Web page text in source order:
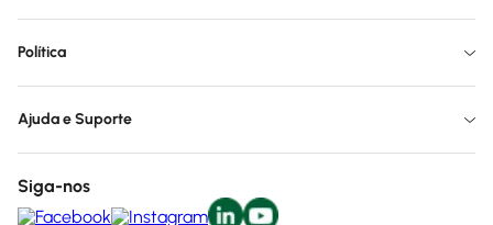
Política
Ajuda e Suporte
Siga-nos